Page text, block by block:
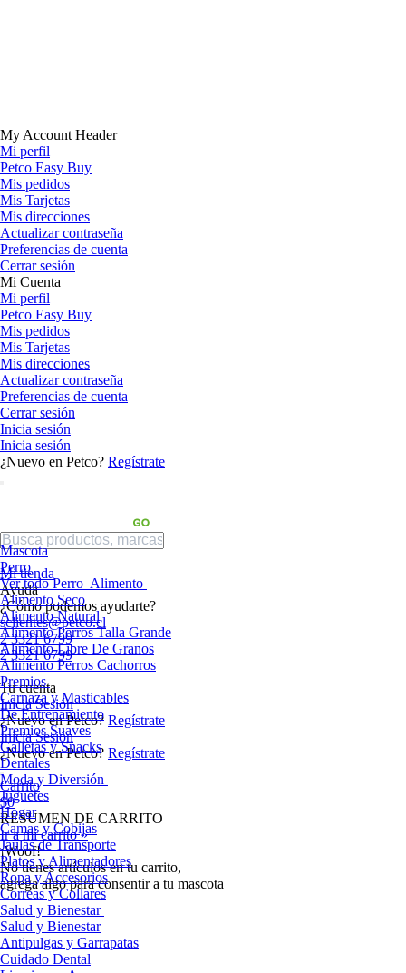
My Account Header
Mi perfil
Petco Easy Buy
Mis pedidos
Mis Tarjetas
Mis direcciones
Actualizar contraseña
Preferencias de cuenta
Cerrar sesión
Mi Cuenta
Mi perfil
Petco Easy Buy
Mis pedidos
Mis Tarjetas
Mis direcciones
Actualizar contraseña
Preferencias de cuenta
Cerrar sesión
Inicia sesión
Inicia sesión
¿Nuevo en Petco? Regístrate
Mi tienda
Ayuda
¿Cómo podemos ayudarte?
sclientes@petco.cl
2 3321 6799
2 3321 6799
Tu cuenta
Inicia Sesión
¿Nuevo en Petco? Regístrate
Inicia Sesión
¿Nuevo en Petco? Regístrate
Carrito
$0
RESUMEN DE CARRITO
Ir a mi carrito »
¡Woof!
No tíenes artículos en tu carrito,
agrega algo para consentir a tu mascota
Mascota
Perro
Ver todo Perro Alimento
Alimento Seco
Alimento Natural
Alimento Perros Talla Grande
Alimento Libre De Granos
Alimento Perros Cachorros
Premios
Carnaza y Masticables
De Entrenamiento
Premios Suaves
Galletas y Snacks
Dentales
Moda y Diversión
Juguetes
Hogar
Camas y Cobijas
Jaulas de Transporte
Platos y Alimentadores
Ropa y Accesorios
Correas y Collares
Salud y Bienestar
Salud y Bienestar
Antipulgas y Garrapatas
Cuidado Dental